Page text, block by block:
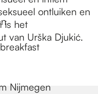
Nijmegen
ontluiken en
is het
van Urška Djukić.